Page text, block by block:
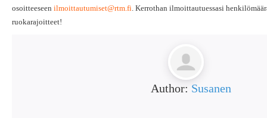
osoitteeseen ilmoittautumiset@rtm.fi. Kerrothan ilmoittautuessasi
ruokarajoitteet!
Author: Susanen